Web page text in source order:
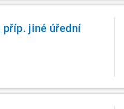
příp. jiné úřední